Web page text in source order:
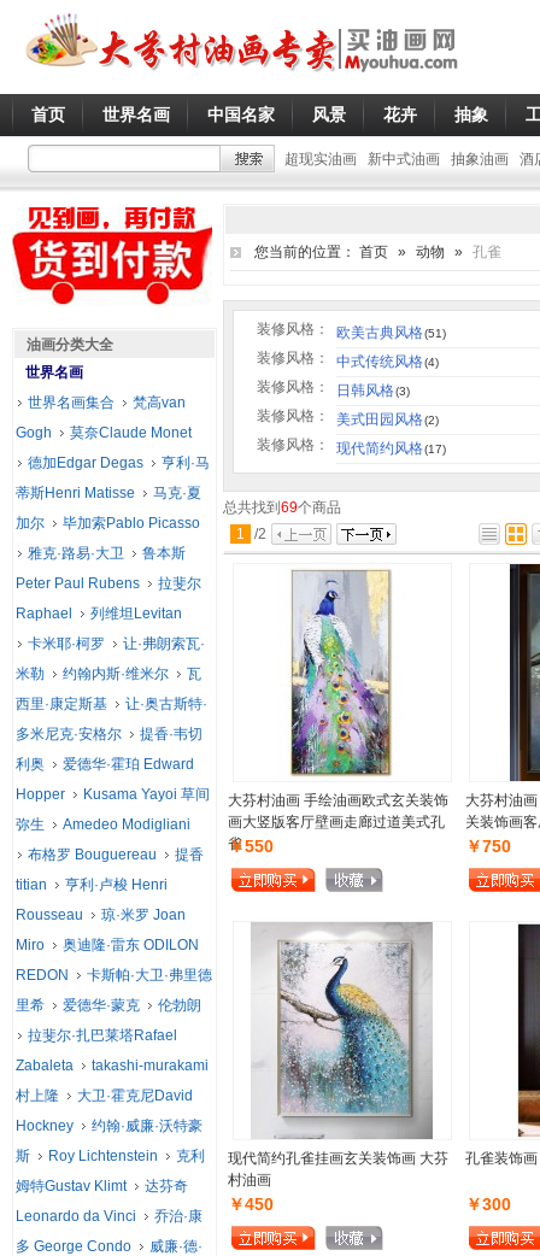
首页 世界名画 中国名家 风景 花卉 抽象
超现实油画 新中式油画 抽象油画 酒
您当前的位置： 首页 » 动物 » 孔雀
装修风格： 欧美古典风格(51)
装修风格： 中式传统风格(4)
装修风格： 日韩风格(3)
装修风格： 美式田园风格(2)
装修风格： 现代简约风格(17)
总共找到 69个商品
1
/2
大芬村油画 手绘油画欧式玄关装饰
画大竖版客厅壁画走廊过道美式孔
雀
￥550
大芬村油
关装饰画
￥750
现代简约孔雀挂画玄关装饰画 大芬
村油画
￥450
孔雀装饰
￥300
油画分类大全
世界名画
世界名画集合
梵高van
Gogh
莫奈Claude Monet
德加Edgar Degas
亨利·马
蒂斯Henri Matisse
马克·夏
加尔
毕加索Pablo Picasso
雅克·路易·大卫
鲁本斯
Peter Paul Rubens
拉斐尔
Raphael
列维坦Levitan
卡米耶·柯罗
让·弗朗索瓦·
米勒
约翰内斯·维米尔
瓦
西里·康定斯基
让·奥古斯特·
多米尼克·安格尔
提香·韦切
利奥
爱德华·霍珀 Edward
Hopper
Kusama Yayoi 草间
弥生
Amedeo Modigliani
布格罗 Bouguereau
提香
titian
亨利·卢梭 Henri
Rousseau
琼·米罗 Joan
Miro
奥迪隆·雷东 ODILON
REDON
卡斯帕·大卫·弗里德
里希
爱德华·蒙克
伦勃朗
拉斐尔·扎巴莱塔Rafael
Zabaleta
takashi-murakami
村上隆
大卫·霍克尼David
Hockney
约翰·威廉·沃特豪
斯
Roy Lichtenstein
克利
姆特Gustav Klimt
达芬奇
Leonardo da Vinci
乔治·康
多 George Condo
威廉·德·